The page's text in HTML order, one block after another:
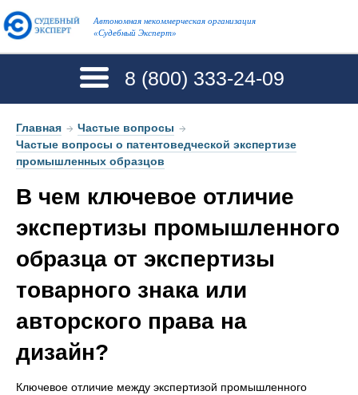
Автономная некоммерческая организация
«Судебный Эксперт»
8 (800) 333-24-09
Главная → Частые вопросы →
Частые вопросы о патентоведческой экспертизе
промышленных образцов
В чем ключевое отличие
экспертизы промышленного
образца от экспертизы
товарного знака или
авторского права на
дизайн?
Ключевое отличие между экспертизой промышленного